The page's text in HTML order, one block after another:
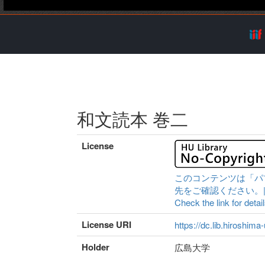
和文読本 巻二
License
このコンテンツは「
先をご確認ください
Check the link for
License URI https://
Holder 広島大学